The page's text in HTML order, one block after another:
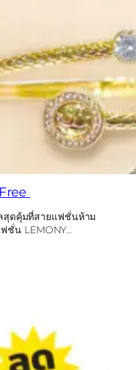
สุดคุ้มที่สายแฟชั่นห้าม
ชั่น LEMONY…